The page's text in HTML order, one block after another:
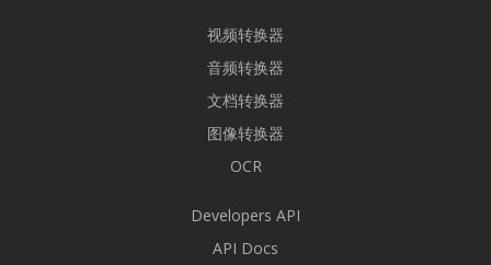
视频转换器
音频转换器
文档转换器
图像转换器
OCR
Developers API
API Docs